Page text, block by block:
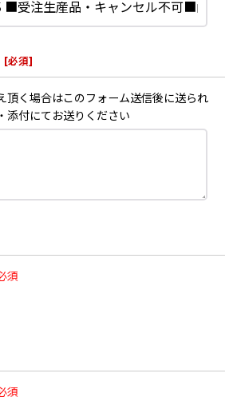
[必須]
頂く場合はこのフォーム送信後に送られ
添付にてお送りください
須
須